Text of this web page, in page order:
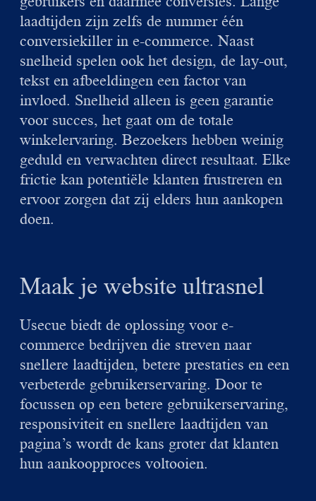
laadtijden zijn zelfs de nummer één
conversiekiller in e-commerce. Naast
snelheid spelen ook het design, de lay-out,
tekst en afbeeldingen een factor van
invloed. Snelheid alleen is geen garantie
voor succes, het gaat om de totale
winkelervaring. Bezoekers hebben weinig
geduld en verwachten direct resultaat. Elke
frictie kan potentiële klanten frustreren en
ervoor zorgen dat zij elders hun aankopen
doen.
Maak je website ultrasnel
Usecue biedt de oplossing voor e-
commerce bedrijven die streven naar
snellere laadtijden, betere prestaties en een
verbeterde gebruikerservaring. Door te
focussen op een betere gebruikerservaring,
responsiviteit en snellere laadtijden van
pagina’s wordt de kans groter dat klanten
hun aankoopproces voltooien.